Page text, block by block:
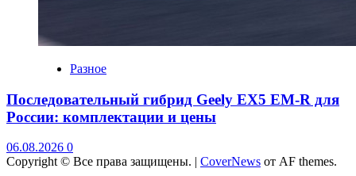
Разное
Последовательный гибрид Geely EX5 EM-R для
России: комплектации и цены
06.08.2026 0
Copyright © Все права защищены. | CoverNews от AF themes.